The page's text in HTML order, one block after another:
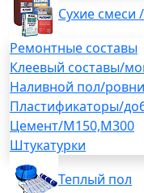
Сухие смеси
Ремонтные составы
Клеевый составы/
Наливной пол/
Пластификаторы/
Цемент/М150,М300
Штукатурки
Теплый пол